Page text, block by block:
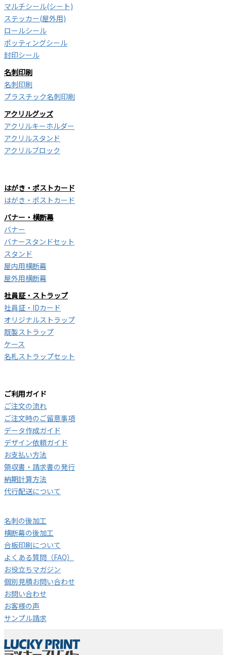
マルチシール(シート)
ステッカー(屋外用)
ロールシール
ポッティングシール
封印シール
名刺印刷
名刺印刷
プラスチック名刺印刷
アクリルグッズ
アクリルキーホルダー
アクリルスタンド
アクリルブロック
はがき・ポストカード
はがき・ポストカード
バナー・横断幕
バナー
バナースタンドセット
スタンド
屋内用横断幕
屋外用横断幕
社員証・ストラップ
社員証・IDカード
オリジナルストラップ
既製ストラップ
ケース
名札ストラップセット
ご利用ガイド
ご注文の流れ
ご注文時のご留意事項
データ作成ガイド
デザイン依頼ガイド
お支払い方法
領収書・請求書の発行
納期計算方法
代行配送について
名刺の後加工
横断幕の後加工
合板印刷について
よくある質問（FAQ）
お役立ちマガジン
個別見積お問い合わせ
お問い合わせ
お客様の声
サンプル請求